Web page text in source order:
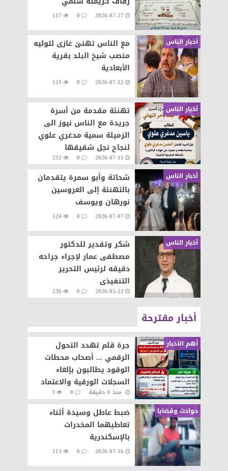
2026-07-27
0
117
أخبار الناس
مع الناس تهنئ غازى لتوليه
منصب شيخ البلد بقرية
الأبعادية
2026-07-12
0
121
أخبار الناس
تهنئة مقدمة من أسرة
جريدة مع الناس نيوز الى
الزميلة سمية مدغري علوي
لنجاح نجل شقيقها
2026-07-11
0
232
أخبار الناس
شحاتة وأبو سمرة يتقدمان
بالتهنئة إلى العروسين
نورهان ويوسف
2026-07-07
0
124
أخبار الناس
شكر وتقدير للدكتور
مصطفى عمار لإجراء جراحه
دقيقه لرئيس التحرير
التنفيذى
2026-05-23
0
236
أخبار مقترحة
أهم الأخبار
جرة قلم تهدد التحول
الرقمي ... أصحاب محطات
الوقود يطالبون بإلغاء
السجلات الورقية والاعتماد
على المنظومة الإلكترونية
منذ 6 دقيقة 0
3
حوادث وقضايا
ضبط عاطل وسيدة أثناء
تعاطيهما المخدرات
بالإسكندرية
2026-07-16
0
113